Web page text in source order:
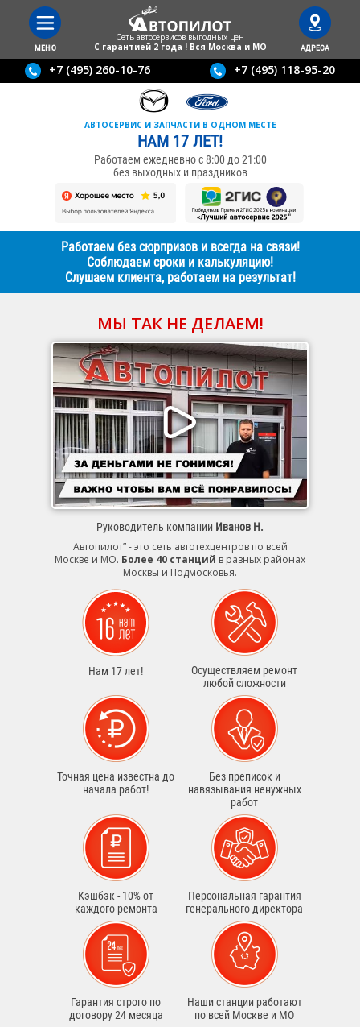
МЕНЮ
Сеть автосервисов выгодныx цен
С гарантией 2 года ! Вся Москва и МО
АДРЕСА
+7 (495) 260-10-76 +7 (495) 118-95-20
АВТОСЕРВИС И ЗАПЧАСТИ В ОДНОМ МЕСТЕ
НАМ 17 ЛЕТ!
Работаем ежедневно с 8:00 до 21:00
без выходных и праздников
Работаем без сюрпризов и всегда на связи!
Соблюдаем сроки и калькуляцию!
Слушаем клиента, работаем на результат!
МЫ ТАК НЕ ДЕЛАЕМ!
Руководитель компании Иванов Н.
Автопилот” - это сеть автотехцентров по всей
Москве и МО. Более 40 станций в разных районах
Москвы и Подмосковья.
Нам 17 лет!
Осуществляем ремонт
любой сложности
Точная цена известна до
начала работ!
Без преписок и
навязывания ненужных
работ
Кэшбэк - 10% от
каждого ремонта
Персональная гарантия
генерального директора
Гарантия строго по
договору 24 месяца
Наши станции работают
по всей Москве и МО